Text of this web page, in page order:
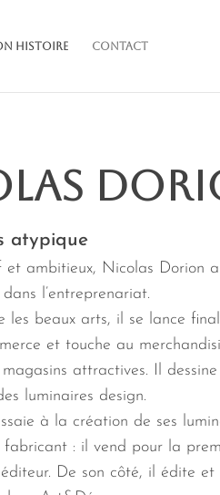
histoire Contact
atypique
et ambitieux, Nicolas Dorion
l’entreprenariat.
les beaux arts, il se lance
et touche au
attractives. Il
luminaires design.
à la création de ses
fabricant : il vend pour la
De son côté, il édite